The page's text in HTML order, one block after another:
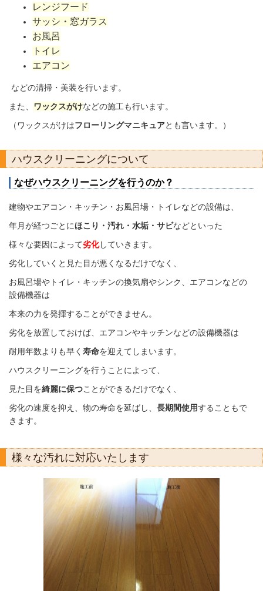
レンジフード
サッシ ・窓ガラス
お風呂
トイレ
エアコン
などの清掃・美装を行います。
また、
ワックスがけなどの施工も行います。
（ワックスがけはフローリングマニキュアとも言います。）
ハウスクリーニングについて
なぜハウスクリーニングを行うのか？
建物やエアコン・キッチン・お風呂場・トイレなどの設備は、
年月が経つごとにほこり・汚れ・水垢・サビなどといった
様々な要因によって劣化していきます。
劣化していくと見た目が悪くなるだけでなく、
お風呂場やトイレ・キッチンの換気扇やシンク、エアコンなどの
設備機器は
本来の力を発揮することができません。
劣化を放置しておけば、エアコンやキッチンなどの設備機器は
耐用年数よりも早く 寿命を迎えてしまいます。
ハウスクリーニングを行うことによって、
見た目を綺麗に保つことができるだけでなく、
劣化の速度を抑え、物の寿命を延ばし、 長期間使用することもで
きます。
様々な汚れに対応いたします